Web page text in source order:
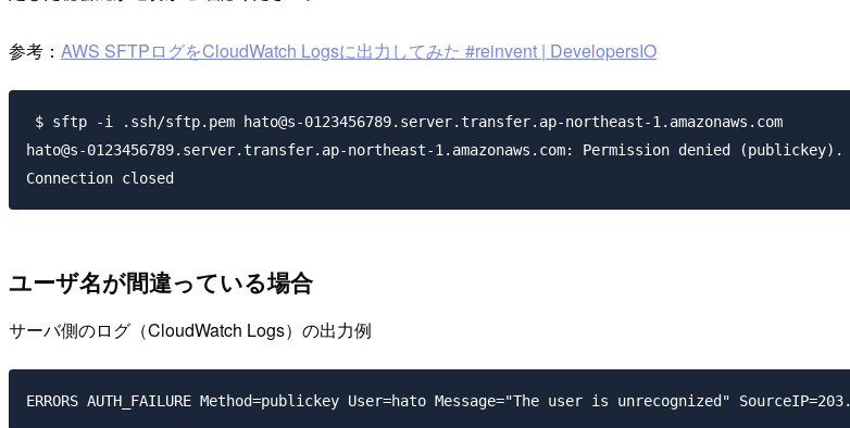
参考： AWS SFTPログをCloudWatch Logsに出力してみた #reinvent | DevelopersIO
$ sftp -i .ssh/sftp.pem hato@s-0123456789.server.transfer.ap-northeast-1.amazonaws.com
hato@s-0123456789.server.transfer.ap-northeast-1.amazonaws.com: Permission denied (publickey).
ユーザ名が間違っている場合
サーバ側のログ（CloudWatch Logs）の出力例